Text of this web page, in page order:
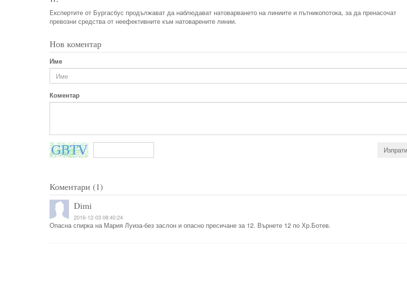
Експертите от Бургасбус продължават да наблюдават натоварването на линиите и пътникопотока, за да пренасочат
превозни средства от неефективните към натоварените линии.
Нов коментар
Име
Коментар
Коментари (1)
Dimi
2016-12-03 08:40:24
Опасна спирка на Мария Луиза-без заслон и опасно пресичане за 12. Върнете 12 по Хр.Ботев.